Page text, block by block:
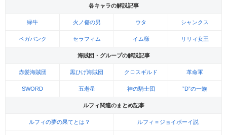
各キャラの解説記事
緑牛 火ノ傷の男 ウタ シャンクス
ベガパンク セラフィム イム様 リリィ女王
海賊団・グループの解説記事
赤髪海賊団 黒ひげ海賊団 クロスギルド 革命軍
SWORD 五老星 神の騎士団 ”D”の一族
ルフィ関連のまとめ記事
ルフィの夢の果てとは？ ルフィ＝ジョイボーイ説